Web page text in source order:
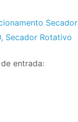
Secador
, Secador Rotativo
entrada: